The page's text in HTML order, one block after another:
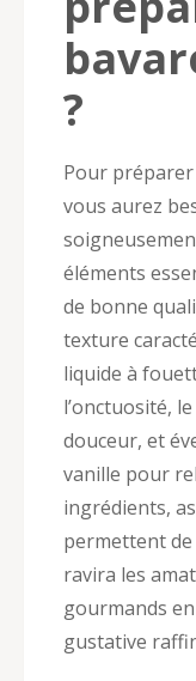
?
Pour
vous aurez
éléments
de bonne
texture
liquide à
l’onctuosité,
douceur, et
vanille pour
ingrédients,
permettent
ravira les
gourmands
gustative